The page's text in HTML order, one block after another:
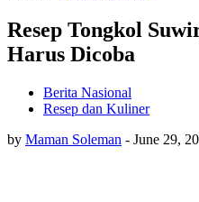
Resep Tongkol
Harus Dicoba
Berita Nasional
Resep dan Kuliner
by Maman Soleman - June 29,